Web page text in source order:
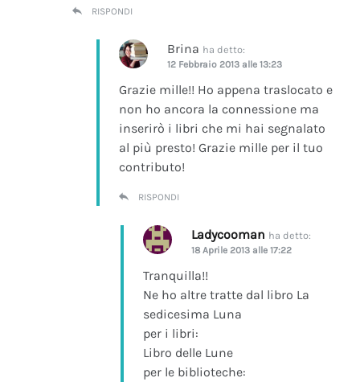
RISPONDI
Brina ha detto:
12 Febbraio 2013 alle 13:23
Grazie mille!! Ho appena traslocato e
non ho ancora la connessione ma
inserirò i libri che mi hai segnalato
al più presto! Grazie mille per il tuo
contributo!
RISPONDI
Ladycooman ha detto:
18 Aprile 2013 alle 17:22
Tranquilla!!
Ne ho altre tratte dal libro La
sedicesima Luna
per i libri:
Libro delle Lune
per le biblioteche: